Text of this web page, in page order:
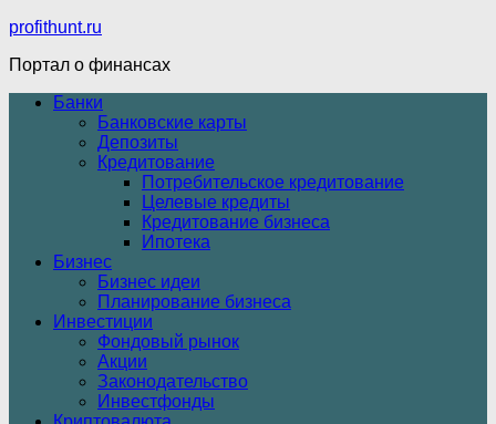
profithunt.ru
Портал о финансах
Банки
Банковские карты
Депозиты
Кредитование
Потребительское кредитование
Целевые кредиты
Кредитование бизнеса
Ипотека
Бизнес
Бизнес идеи
Планирование бизнеса
Инвестиции
Фондовый рынок
Акции
Законодательство
Инвестфонды